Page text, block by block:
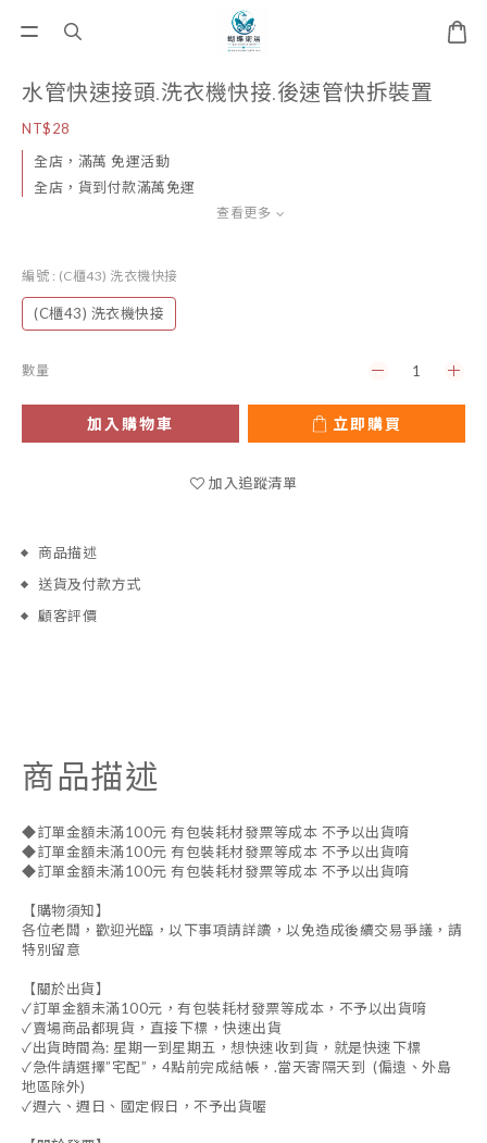
水管快速接頭.洗衣機快接.後速管快拆裝置
NT$28
全店，滿萬 免運活動
全店，貨到付款滿萬免運
查看更多
編號 : (C櫃43) 洗衣機快接
(C櫃43) 洗衣機快接
數量
加入購物車 立即購買
加入追蹤清單
商品描述
送貨及付款方式
顧客評價
商品描述
◆訂單金額未滿100元 有包裝耗材發票等成本 不予以出貨唷
◆訂單金額未滿100元 有包裝耗材發票等成本 不予以出貨唷
◆訂單金額未滿100元 有包裝耗材發票等成本 不予以出貨唷
【購物須知】
各位老闆，歡迎光臨，以下事項請詳讀，以免造成後續交易爭議，請
特別留意
【關於出貨】
✓訂單金額未滿100元，有包裝耗材發票等成本，不予以出貨唷
✓賣場商品都現貨，直接下標，快速出貨
✓出貨時間為: 星期一到星期五，想快速收到貨，就是快速下標
✓急件請選擇”宅配”，4點前完成結帳，.當天寄隔天到 (偏遠、外島
地區除外)
✓週六、週日、國定假日，不予出貨喔